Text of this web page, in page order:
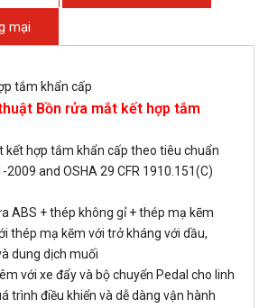
mại
tắm khẩn cấp
Bồn rửa mắt kết hợp tắm
kết hợp tắm khẩn cấp theo tiêu chuẩn
2009 and OSHA 29 CFR 1910.151(C)
ABS + thép không gỉ + thép mạ kẽm
thép mạ kẽm với trở kháng với dầu,
dung dịch muối
với xe đẩy và bộ chuyển Pedal cho linh
trình điều khiển và dễ dàng vận hành